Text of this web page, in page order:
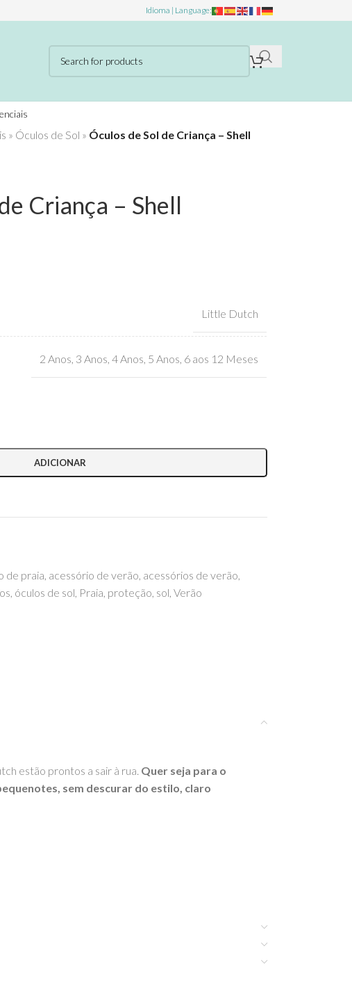
Idioma | Language:
» Óculos de Sol » Óculos de Sol de Criança – Shell
Criança – Shell
Little Dutch
2 Anos 3 Anos 4 Anos 5 Anos 6 aos 12 Meses
ADICIONAR
de praia, acessório de verão, acessórios de verão,
, óculos de sol, Praia, proteção, sol, Verão
estão prontos a sair à rua. Quer seja para o
sem descurar do estilo, claro